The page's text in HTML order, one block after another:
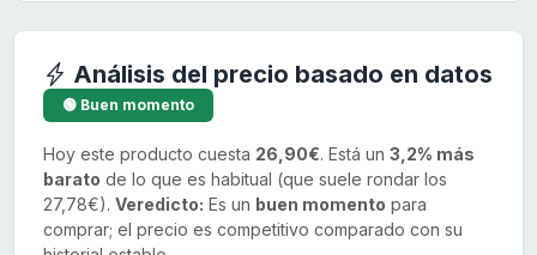
Análisis del precio basado en datos
🟢 Buen momento
Hoy este producto cuesta 26,90€. Está un 3,2% más
barato de lo que es habitual (que suele rondar los
27,78€). Veredicto: Es un buen momento para
comprar; el precio es competitivo comparado con su